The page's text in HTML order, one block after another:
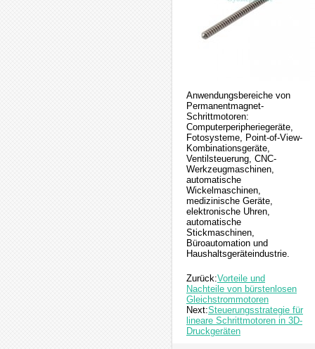
Anwendungsbereiche von
Permanentmagnet-
Schrittmotoren:
Computerperipheriegeräte,
Fotosysteme, Point-of-View-
Kombinationsgeräte,
Ventilsteuerung, CNC-
Werkzeugmaschinen,
automatische
Wickelmaschinen,
medizinische Geräte,
elektronische Uhren,
automatische
Stickmaschinen,
Büroautomation und
Haushaltsgeräteindustrie.
Zurück:Vorteile und
Nachteile von bürstenlosen
Gleichstrommotoren
Next:Steuerungsstrategie für
lineare Schrittmotoren in 3D-
Druckgeräten